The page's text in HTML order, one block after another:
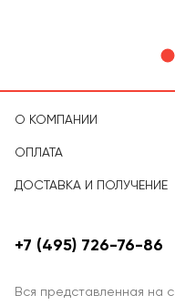
О КОМПАНИИ
ОПЛАТА
ДОСТАВКА И ПОЛУЧЕНИЕ
Вся представленная на
+7 (495) 726-76-86